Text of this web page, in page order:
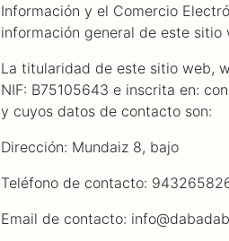
Información y el Comercio
información general de este sitio
La titularidad de este sitio web,
NIF: B75105643 e inscrita en:
y cuyos datos de contacto son:
Dirección: Mundaiz 8, bajo
Teléfono de contacto:
Email de contacto: